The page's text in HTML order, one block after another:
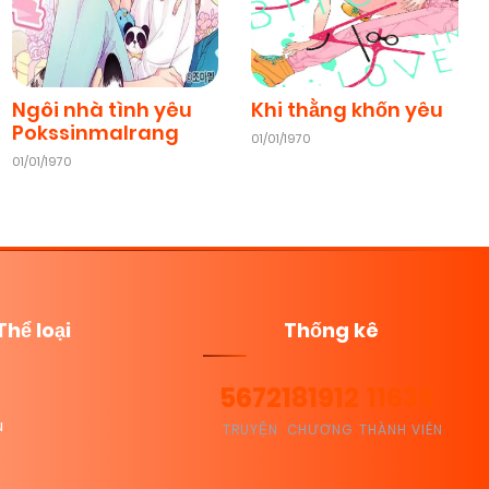
Ngôi nhà tình yêu
Pokssinmalrang
01/01/1970
Khi thằng khốn yêu
01/01/1970
loại Thống kê
5672
TRUYỆN
181912
CHƯƠNG
11635
THÀNH VIÊN